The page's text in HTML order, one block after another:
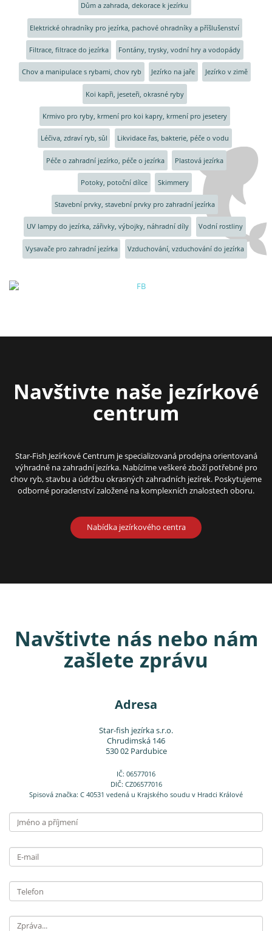
Dům a zahrada, dekorace k jezírku
Elektrické ohradníky pro jezírka, pachové ohradníky a příšlušenství
Filtrace, filtrace do jezírka Fontány, trysky, vodní hry a vodopády
Chov a manipulace s rybami, chov ryb Jezírko na jaře Jezírko v zimě
Koi kapři, jeseteři, okrasné ryby
Krmivo pro ryby, krmení pro koi kapry, krmení pro jesetery
Léčiva, zdraví ryb, sůl Likvidace řas, bakterie, péče o vodu
Péče o zahradní jezírko, péče o jezírka Plastová jezírka
Potoky, potoční dílce Skimmery
Stavební prvky, stavební prvky pro zahradní jezírka
UV lampy do jezírka, zářivky, výbojky, náhradní díly Vodní rostliny
Vysavače pro zahradní jezírka Vzduchování, vzduchování do jezírka
Navštivte naše jezírkové
centrum
Star-Fish Jezírkové Centrum je specializovaná prodejna orientovaná
výhradně na zahradní jezírka. Nabízíme veškeré zboží potřebné pro
chov ryb, stavbu a údržbu okrasných zahradních jezírek. Poskytujeme
odborné poradenství založené na komplexních znalostech oboru.
Nabídka jezírkového centra
Navštivte nás nebo nám
zašlete zprávu
Adresa
Star-fish jezírka s.r.o.
Chrudimská 146
530 02 Pardubice
IČ: 06577016
DIČ: CZ06577016
Spisová značka: C 40531 vedená u Krajského soudu v Hradci Králové